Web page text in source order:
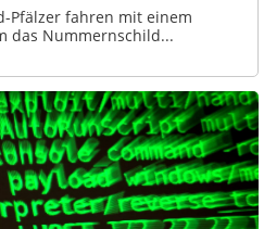
Pfälzer fahren mit einem
das Nummernschild...